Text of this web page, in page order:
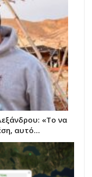
«Το να
αυτό…